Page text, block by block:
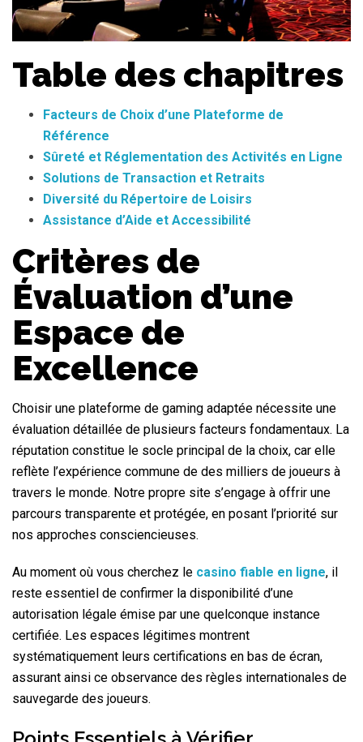
Table des chapitres
Facteurs de Choix d’une Plateforme de
Référence
Sûreté et Réglementation des Activités en Ligne
Solutions de Transaction et Retraits
Diversité du Répertoire de Loisirs
Assistance d’Aide et Accessibilité
Critères de
Évaluation d’une
Espace de
Excellence
Choisir une plateforme de gaming adaptée nécessite une
évaluation détaillée de plusieurs facteurs fondamentaux. La
réputation constitue le socle principal de la choix, car elle
reflète l’expérience commune de des milliers de joueurs à
travers le monde. Notre propre site s’engage à offrir une
parcours transparente et protégée, en posant l’priorité sur
nos approches consciencieuses.
Au moment où vous cherchez le casino fiable en ligne, il
reste essentiel de confirmer la disponibilité d’une
autorisation légale émise par une quelconque instance
certifiée. Les espaces légitimes montrent
systématiquement leurs certifications en bas de écran,
assurant ainsi ce observance des règles internationales de
sauvegarde des joueurs.